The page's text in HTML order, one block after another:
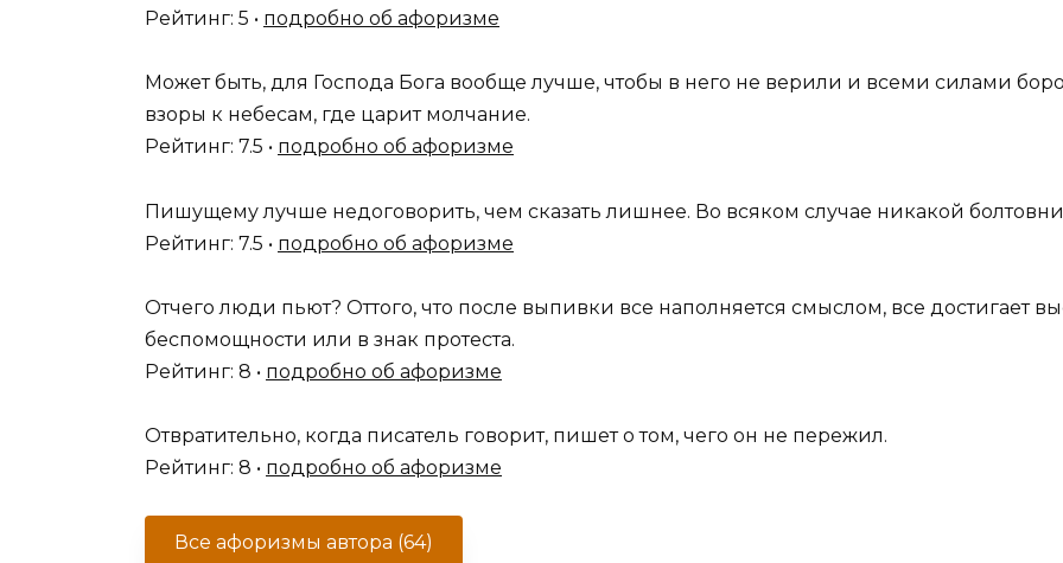
Рейтинг: 5 • подробно об афоризме
Может быть, для Господа Бога вообще лучше, чтобы в него не верили и всеми силами
взоры к небесам, где царит молчание.
Рейтинг: 7.5 • подробно об афоризме
Пишущему лучше недоговорить, чем сказать лишнее. Во всяком случае никакой
Рейтинг: 7.5 • подробно об афоризме
Отчего люди пьют? Оттого, что после выпивки все наполняется смыслом, все достигает
беспомощности или в знак протеста.
Рейтинг: 8 • подробно об афоризме
Отвратительно, когда писатель говорит, пишет о том, чего он не пережил.
Рейтинг: 8 • подробно об афоризме
Все афоризмы автора (64)